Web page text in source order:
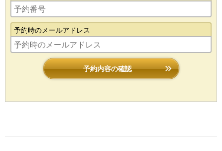
予約時のメールアドレス
予約内容の確認